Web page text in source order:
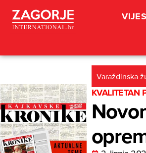
Varaždinska
KVALITETAN